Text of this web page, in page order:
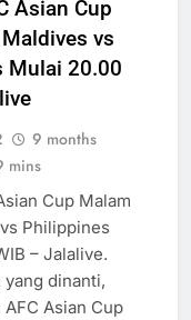
Asian Cup
vs
Mulai 20.00
9 months
mins
Cup Malam
Philippines
– Jalalive.
yang dinanti,
Asian Cup